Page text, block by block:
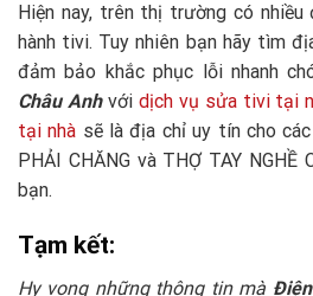
Hiện nay, trên thị trường có
hành tivi. Tuy nhiên bạn hãy tìm
đảm bảo khắc phục lỗi nhanh
Châu Anhvới dịch vụ sửa tivi tại
tại nhà sẽ là địa chỉ uy tín cho các
PHẢI CHĂNG và THỢ TAY NGHỀ
bạn.
Tạm kết:
Hy vọng những thông tin mà